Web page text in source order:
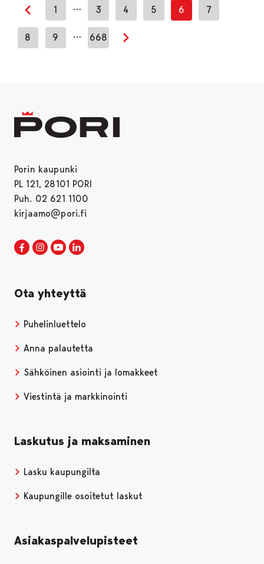
Edellinen sivu
1 … 3 4 5 6 7
8 9 … 668
Seuraava sivu
Porin kaupunki
PL 121, 28101 PORI
Puh. 02 621 1100
kirjaamo@pori.fi
Porin kaupunki Facebookissa
Avautuu uudessa välilehdessä
Porin kaupunki Instagramissa
Avautuu uudessa välilehdessä
Porin kaupunki Youtubessa
Avautuu uudessa välilehdessä
Ota yhteyttä
Puhelinluettelo
Anna palautetta
Sähköinen asiointi ja lomakkeet
Viestintä ja markkinointi
Laskutus ja maksaminen
Lasku kaupungilta
Kaupungille osoitetut laskut
Asiakaspalvelupisteet